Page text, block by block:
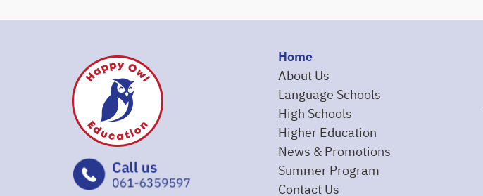
Home
About Us
Language Schools
High Schools
Higher Education
News & Promotions
Summer Program
Contact Us